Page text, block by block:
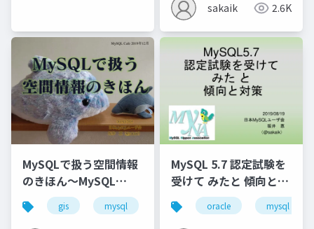
sakaik 2.6K
MySQLで扱う空間情報
のきほん～MySQL
Cafe #6gis mysql myna technology cafe
MySQL 5.7 認定試験を
受けて みたと 傾向と対
策～MyNA会2019年8月
oracle mysql